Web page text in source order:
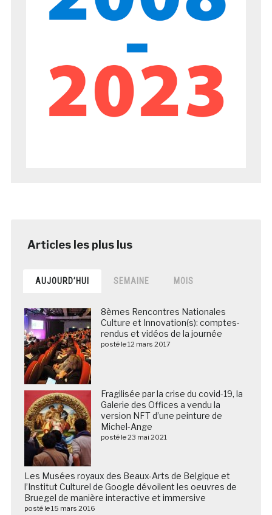
AUJOURD’HUI SEMAINE MOIS
8èmes Rencontres Nationales
Culture et Innovation(s): comptes-
rendus et vidéos de la journée
posté le 12 mars 2017
Fragilisée par la crise du covid-19, la
Galerie des Offices a vendu la
version NFT d’une peinture de
Michel-Ange
posté le 23 mai 2021
Les Musées royaux des Beaux-Arts de Belgique et
l’Institut Culturel de Google dévoilent les oeuvres de
Bruegel de manière interactive et immersive
posté le 15 mars 2016